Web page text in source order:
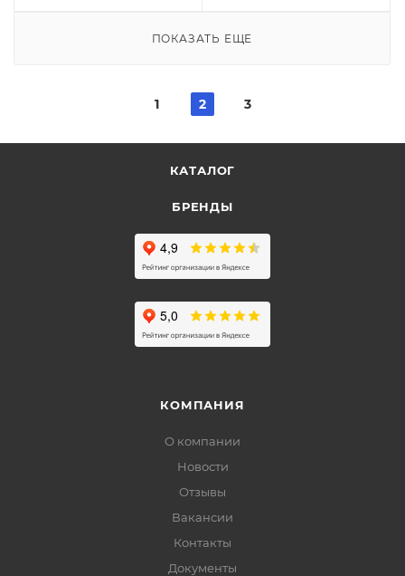
ПОКАЗАТЬ ЕЩЕ
1 2 3
КАТАЛОГ
БРЕНДЫ
КОМПАНИЯ
О компании
Новости
Отзывы
Вакансии
Контакты
Документы